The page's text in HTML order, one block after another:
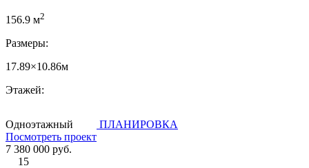
156.9 м2
Размеры:
17.89×10.86м
Этажей:
Одноэтажный
ПЛАНИРОВКА
Посмотреть проект
7 380 000 руб.
15